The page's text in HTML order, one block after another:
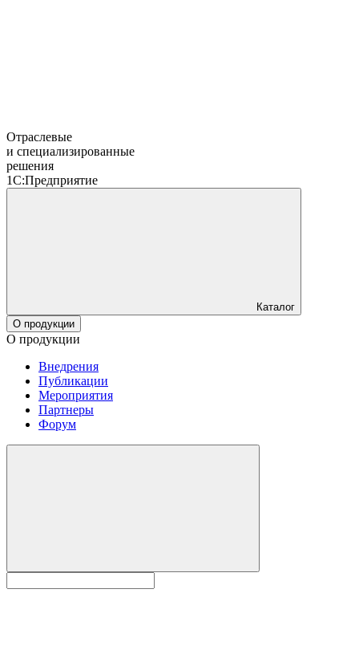
Отраслевые
и специализированные
решения
1С:Предприятие
Каталог
О продукции
О продукции
Внедрения
Публикации
Мероприятия
Партнеры
Форум